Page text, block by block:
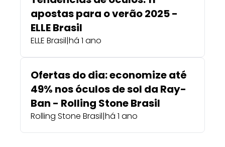
apostas para o verão 2025 -
ELLE Brasil
ELLE Brasil|há 1 ano
Ofertas do dia: economize até
49% nos óculos de sol da Ray-
Ban - Rolling Stone Brasil
Rolling Stone Brasil|há 1 ano